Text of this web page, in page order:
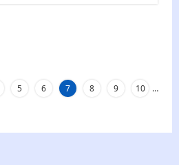
…
5 6 7 8 9 10